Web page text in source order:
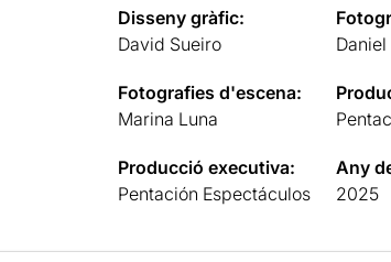
Disseny gràfic:
David Sueiro
Fotografies d'escena:
Marina Luna
Producció executiva:
Pentación Espectáculos
Any
2025